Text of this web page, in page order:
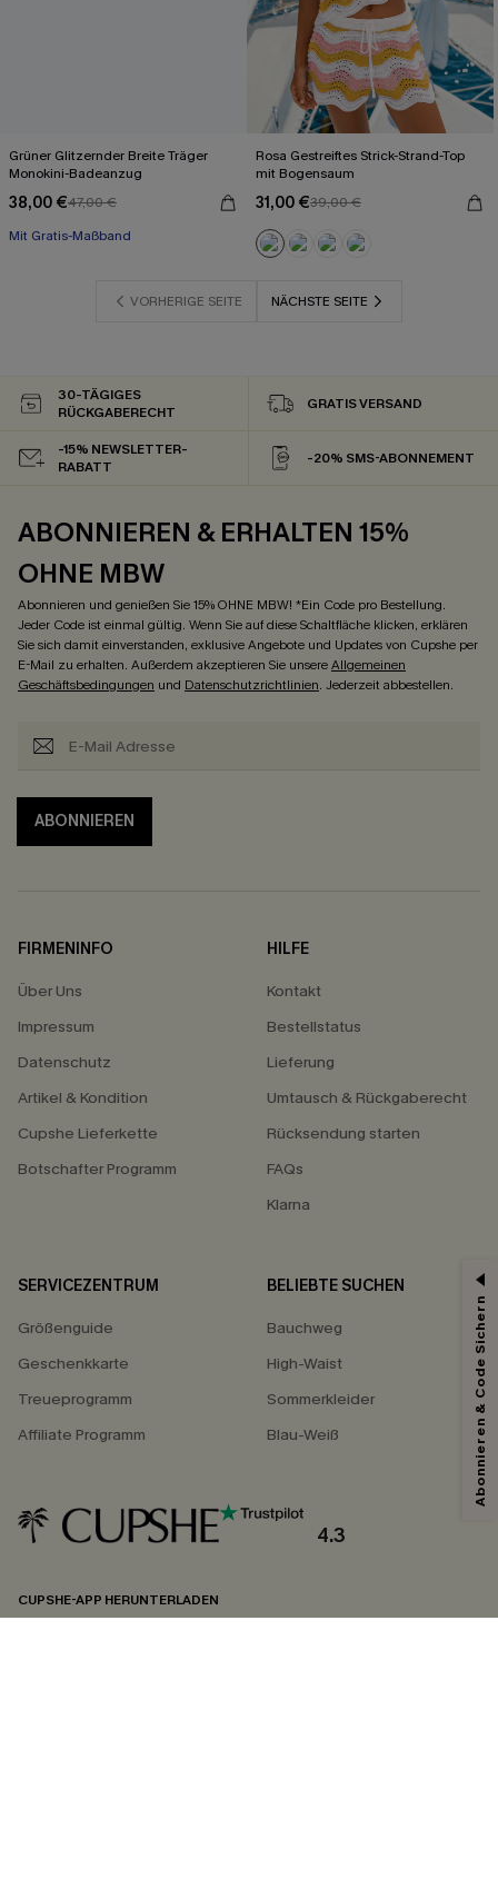
Grüner Glitzernder Breite Träger
Monokini-Badeanzug
38,00 €47,00 €
Mit Gratis-Maßband
Rosa Gestreiftes Strick-Strand-Top
mit Bogensaum
31,00 €39,00 €
VORHERIGE SEITE NÄCHSTE SEITE
30-TÄGIGES
RÜCKGABERECHT
GRATIS VERSAND
-15% NEWSLETTER-
RABATT
-20% SMS-ABONNEMENT
ABONNIEREN & ERHALTEN 15%
OHNE MBW
Abonnieren und genießen Sie 15% OHNE MBW! *Ein Code pro Bestellung.
Jeder Code ist einmal gültig. Wenn Sie auf diese Schaltfläche klicken, erklären
Sie sich damit einverstanden, exklusive Angebote und Updates von Cupshe per
E-Mail zu erhalten. Außerdem akzeptieren Sie unsereAllgemeinen
Geschäftsbedingungen und Datenschutzrichtlinien. Jederzeit abbestellen.
ABONNIEREN
FIRMENINFO
Über Uns
Impressum
Datenschutz
Artikel & Kondition
Cupshe Lieferkette
Botschafter Programm
HILFE
Kontakt
Bestellstatus
Lieferung
Umtausch & Rückgaberecht
Rücksendung starten
FAQs
Klarna
SERVICEZENTRUM
Größenguide
Geschenkkarte
Treueprogramm
Affiliate Programm
BELIEBTE SUCHEN
Bauchweg
High-Waist
Sommerkleider
Blau-Weiß
4.3
CUPSHE-APP HERUNTERLADEN
15% ERHALTEN
15% ohne MBW für E-Mail-Abonnenten.
*Ein Code pro Bestellung. Jeder Code ist einmal gültig.
undDatenschutzbestimmungen. Sie können sich jederzeit abmelden.
Abonnieren & Code Sichern